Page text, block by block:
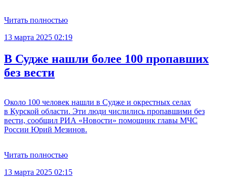
Читать полностью
13 марта 2025 02:19
В Судже нашли более 100 пропавших
без вести
Около 100 человек нашли в Судже и окрестных селах
в Курской области. Эти люди числились пропавшими без
вести, сообщил РИА «Новости» помощник главы МЧС
России Юрий Мезинов.
Читать полностью
13 марта 2025 02:15